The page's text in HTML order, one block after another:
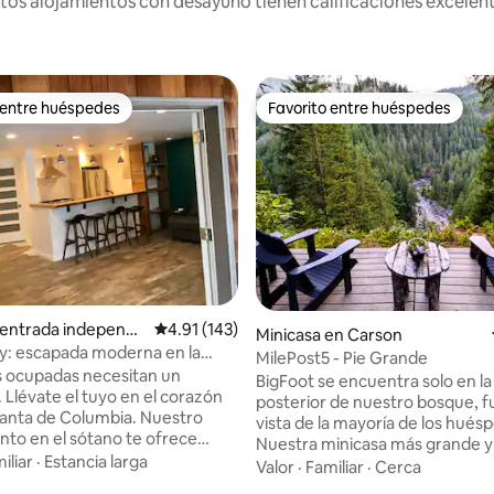
huéspedes
huéspedes
independi
Calificación promedio: 4.91 de 5; 143
4.91 (143)
escapada moderna en la
Columbia
ocupadas necesitan un
Llévate el tuyo en el corazón
de Columbia. Nuestro
en el sótano te ofrece
con estilo. Desde aquí puedes
· Estancia larga
Favorito entre huéspedes
Favorito entre huéspedes
Minicasa en Carson
MilePost5 - Pie Grande
BigFoot se encuentra solo en
posterior de nuestro bosque,
vista de la mayoría de los
Nuestra minicasa más grande
está equipada con una cama
Valor · Familiar · Cerca